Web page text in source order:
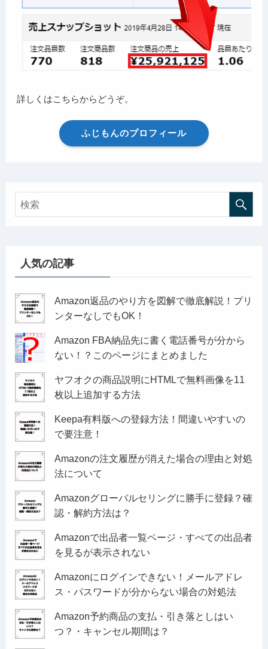
詳しくはこちらからどうぞ。
ふじもんのプロフィール
人気の記事
Amazon返品のやり方を図解で徹底解説！プリ
ンターなしでもOK！
Amazon FBA納品先に書く電話番号が分から
ない！？このページにまとめました
ヤフオクの商品説明にHTMLで無料画像を11
枚以上追加する方法
Keepa有料版への登録方法！間違いやすいの
で要注意！
Amazonの注文履歴が消えた場合の理由と対処
法について
Amazonグローバルセリングに勝手に登録？確
認・解約方法は？
Amazonで出品者一覧ページ・すべての出品者
を見るが表示されない
Amazonにログインできない！メールアドレ
ス・パスワードが分からない場合の対処法
Amazon予約商品の支払・引き落としはい
つ？・キャンセル期間は？